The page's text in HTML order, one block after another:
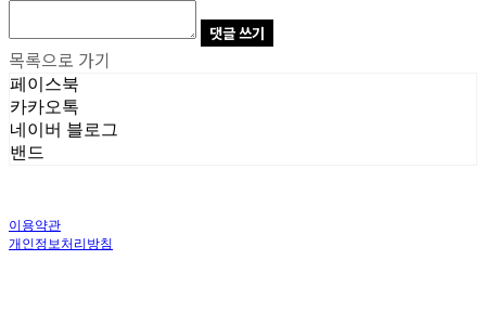
댓글 쓰기
목록으로 가기
페이스북
카카오톡
네이버 블로그
밴드
이용약관
개인정보처리방침